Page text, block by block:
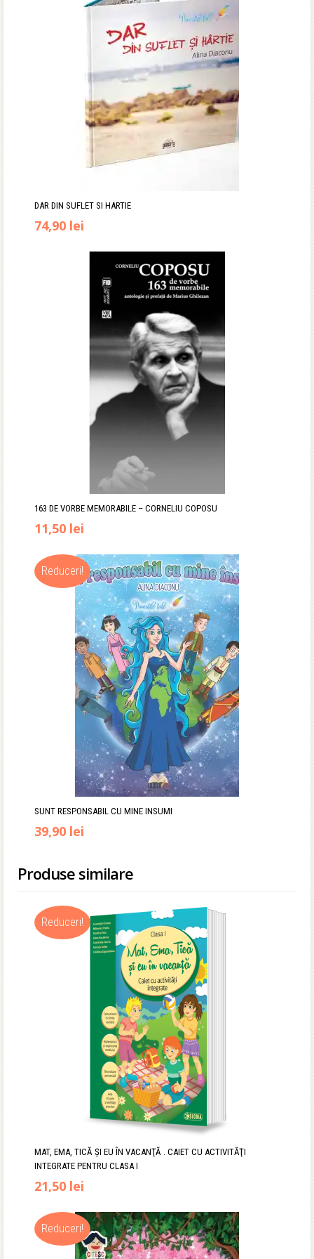
DAR DIN SUFLET SI HARTIE
74,90 lei
163 DE VORBE MEMORABILE – CORNELIU COPOSU
11,50 lei
Reduceri!
SUNT RESPONSABIL CU MINE INSUMI
Prețul
a
fost:
70,00 lei.
39,90 lei
este:
Produse similare
Reduceri!
MAT, EMA, TICĂ ŞI EU ÎN VACANŢĂ . CAIET CU ACTIVITĂŢI
INTEGRATE PENTRU CLASA I
Prețul
inițial
a
21,50 lei
curent
este:
Reduceri!